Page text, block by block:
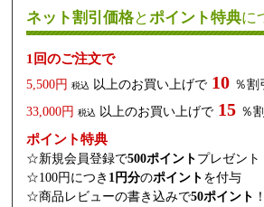
ネット割引価格とポイント特典に
1回のご注文で
5,500円 税込 以上のお買い上げで 10 ％割
33,000円 税込 以上のお買い上げで 15 ％
ポイント特典
☆新規会員登録で500ポイント プレゼント
☆100円につき 1円分のポイント を付与
☆商品レビューの書き込みで50ポイント ！